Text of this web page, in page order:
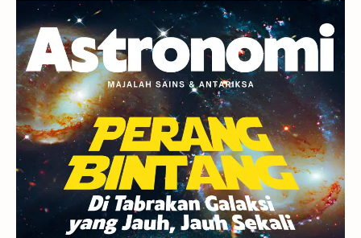
Planet Kerdil Bumi Pengetahuan
Berita Hujan Meteor Satelit Alami
Rasi Bintang Teleskop Saturnus
GBT 2018 UFO Advertorial
Astrofotografi
Stasiun Luar Angkasa Internasional